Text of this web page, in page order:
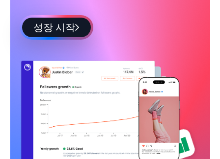
성장 시작